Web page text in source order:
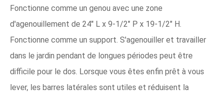
Fonctionne comme un genou avec une zone
d'agenouillement de 24" L x 9-1/2" P x 19-1/2" H.
Fonctionne comme un support. S'agenouiller et travailler
dans le jardin pendant de longues périodes peut être
difficile pour le dos. Lorsque vous êtes enfin prêt à vous
lever, les barres latérales sont utiles et réduisent la